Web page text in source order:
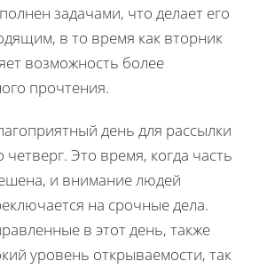
задачами, что делает его
в то время как вторник
возможность более
прочтения.
день для рассылки
Это время, когда часть
и внимание людей
на срочные дела.
в этот день, также
уровень открываемости, так